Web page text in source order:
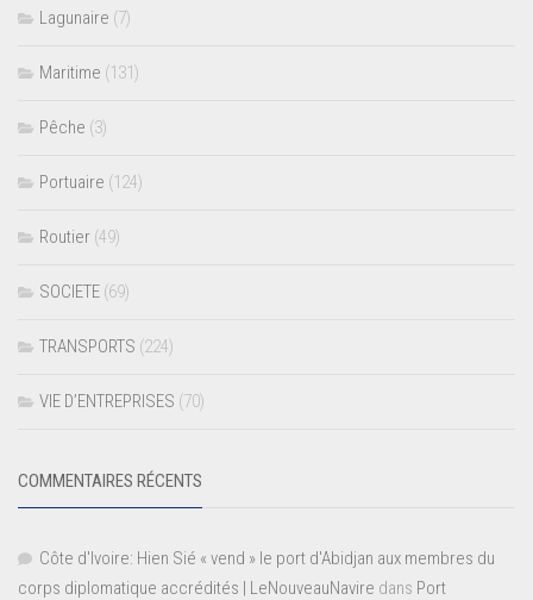
Lagunaire (7)
Maritime (131)
Pêche (3)
Portuaire (124)
Routier (49)
SOCIETE (69)
TRANSPORTS (224)
VIE D’ENTREPRISES (70)
COMMENTAIRES RÉCENTS
Côte d'Ivoire: Hien Sié « vend » le port d'Abidjan aux membres du
corps diplomatique accrédités | LeNouveauNavire dans Port